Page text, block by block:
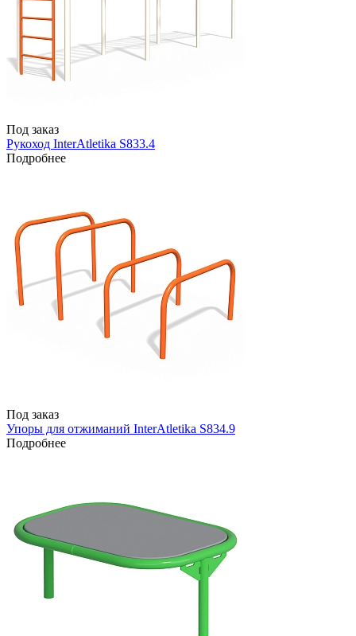
Под заказ
Рукоход InterAtletika S833.4
Подробнее
Под заказ
Упоры для отжиманий InterAtletika S834.9
Подробнее